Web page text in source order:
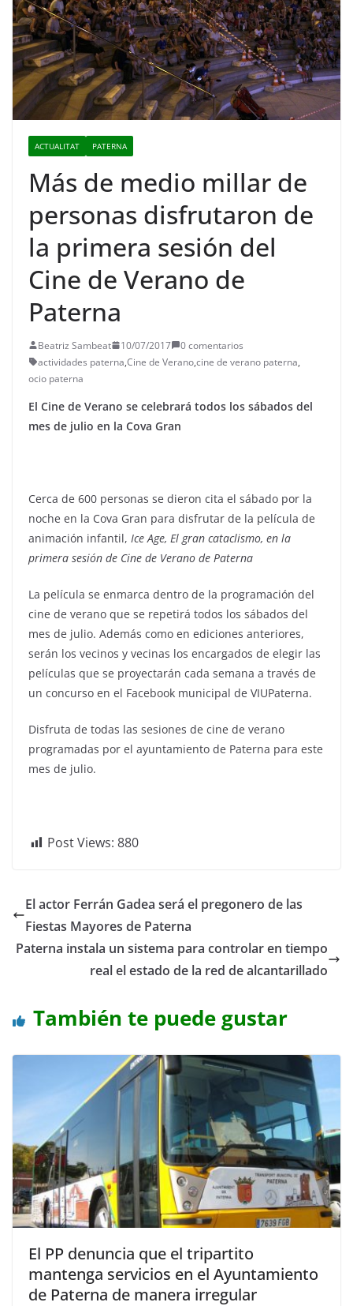
ACTUALITAT PATERNA
Más de medio millar de
personas disfrutaron de
la primera sesión del
Cine de Verano de
Paterna
Beatriz Sambeat 10/07/2017
0 comentarios
actividades paterna,Cine de Verano,cine de verano paterna,
ocio paterna
El Cine de Verano se celebrará todos los sábados del
mes de julio en la Cova Gran
Cerca de 600 personas se dieron cita el sábado por la
noche en la Cova Gran para disfrutar de la película de
animación infantil, Ice Age, El gran cataclismo, en la
primera sesión de Cine de Verano de Paterna
La película se enmarca dentro de la programación del
cine de verano que se repetirá todos los sábados del
mes de julio. Además como en ediciones anteriores,
serán los vecinos y vecinas los encargados de elegir las
películas que se proyectarán cada semana a través de
un concurso en el Facebook municipal de VIUPaterna.
Disfruta de todas las sesiones de cine de verano
programadas por el ayuntamiento de Paterna para este
mes de julio.
Post Views: 880
El actor Ferrán Gadea será el pregonero de las
Fiestas Mayores de Paterna
Paterna instala un sistema para controlar en tiempo
real el estado de la red de alcantarillado
También te puede gustar
El PP denuncia que el tripartito
mantenga servicios en el Ayuntamiento
de Paterna de manera irregular